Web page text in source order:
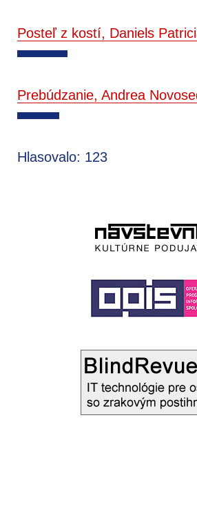
Posteľ z kostí, Daniels
Prebúdzanie, Andrea
Hlasovalo: 123